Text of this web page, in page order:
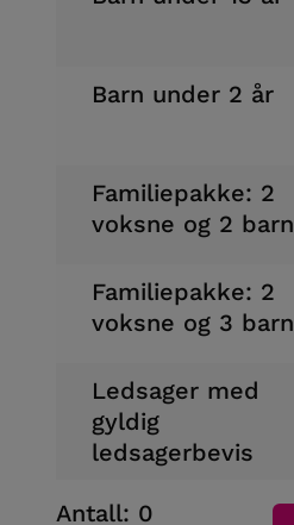
Barn under 2 år
Familiepakke: 2
voksne og 2 barn
Familiepakke: 2
voksne og 3 barn
Ledsager med
gyldig
ledsagerbevis
Antall: 0